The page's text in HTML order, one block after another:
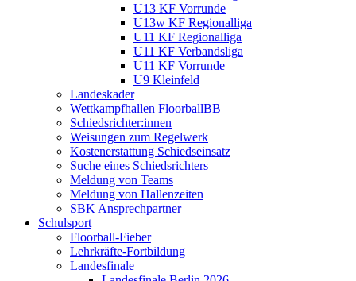
U13 KF Vorrunde
U13w KF Regionalliga
U11 KF Regionalliga
U11 KF Verbandsliga
U11 KF Vorrunde
U9 Kleinfeld
Landeskader
Wettkampfhallen FloorballBB
Schiedsrichter:innen
Weisungen zum Regelwerk
Kostenerstattung Schiedseinsatz
Suche eines Schiedsrichters
Meldung von Teams
Meldung von Hallenzeiten
SBK Ansprechpartner
Schulsport
Floorball-Fieber
Lehrkräfte-Fortbildung
Landesfinale